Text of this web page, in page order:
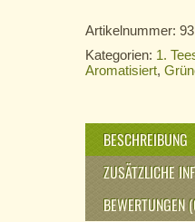
Artikelnummer: 93
Kategorien: 1.
Aromatisiert,
BESCHREIBUNG
ZUSÄTZLICHE
BEWERTUNGEN